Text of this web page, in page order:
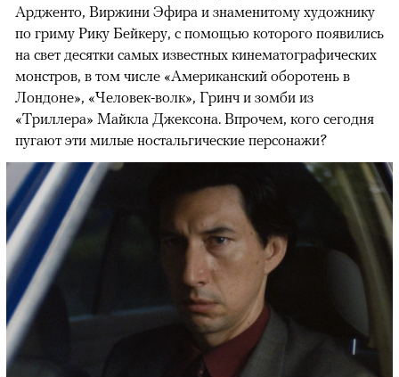
Ардженто, Виржини Эфира и знаменитому художнику
по гриму Рику Бейкеру, с помощью которого появились
на свет десятки самых известных кинематографических
монстров, в том числе «Американский оборотень в
Лондоне», «Человек-волк», Гринч и зомби из
«Триллера» Майкла Джексона. Впрочем, кого сегодня
пугают эти милые ностальгические персонажи?